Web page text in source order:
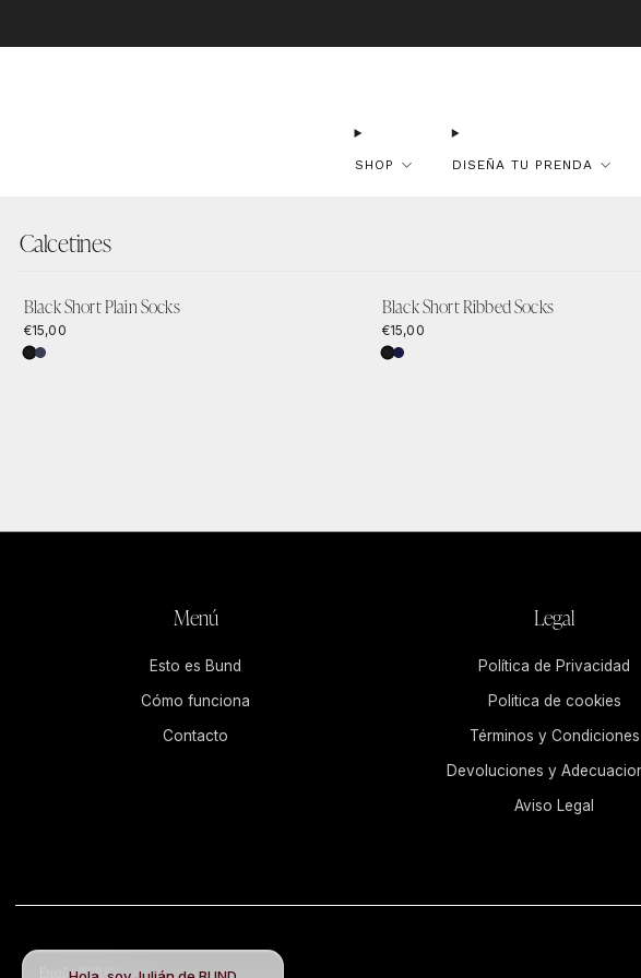
SHOP DISEÑA TU PRENDA
Calcetines
Black Short Plain Socks
€15,00
Black Short Ribbed Socks
€15,00
Menú
Esto es Bund
Cómo funciona
Contacto
Legal
Política de Privacidad
Politica de cookies
Términos y Condiciones
Devoluciones y
Aviso Legal
España (EUR €)